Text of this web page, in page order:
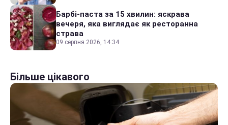
Барбі-паста за 15 хвилин: яскрава
вечеря, яка виглядає як ресторанна
страва
09 серпня 2026, 14:34
Більше цікавого